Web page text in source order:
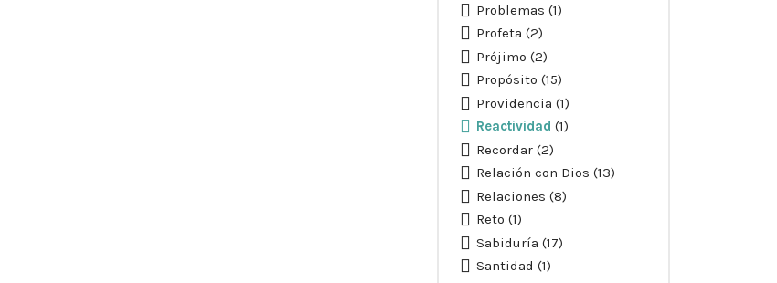
Problemas (1)
Profeta (2)
Prójimo (2)
Propósito (15)
Providencia (1)
Reactividad (1)
Recordar(2)
Relación con Dios (13)
Relaciones (8)
Reto (1)
Sabiduría (17)
Santidad (1)